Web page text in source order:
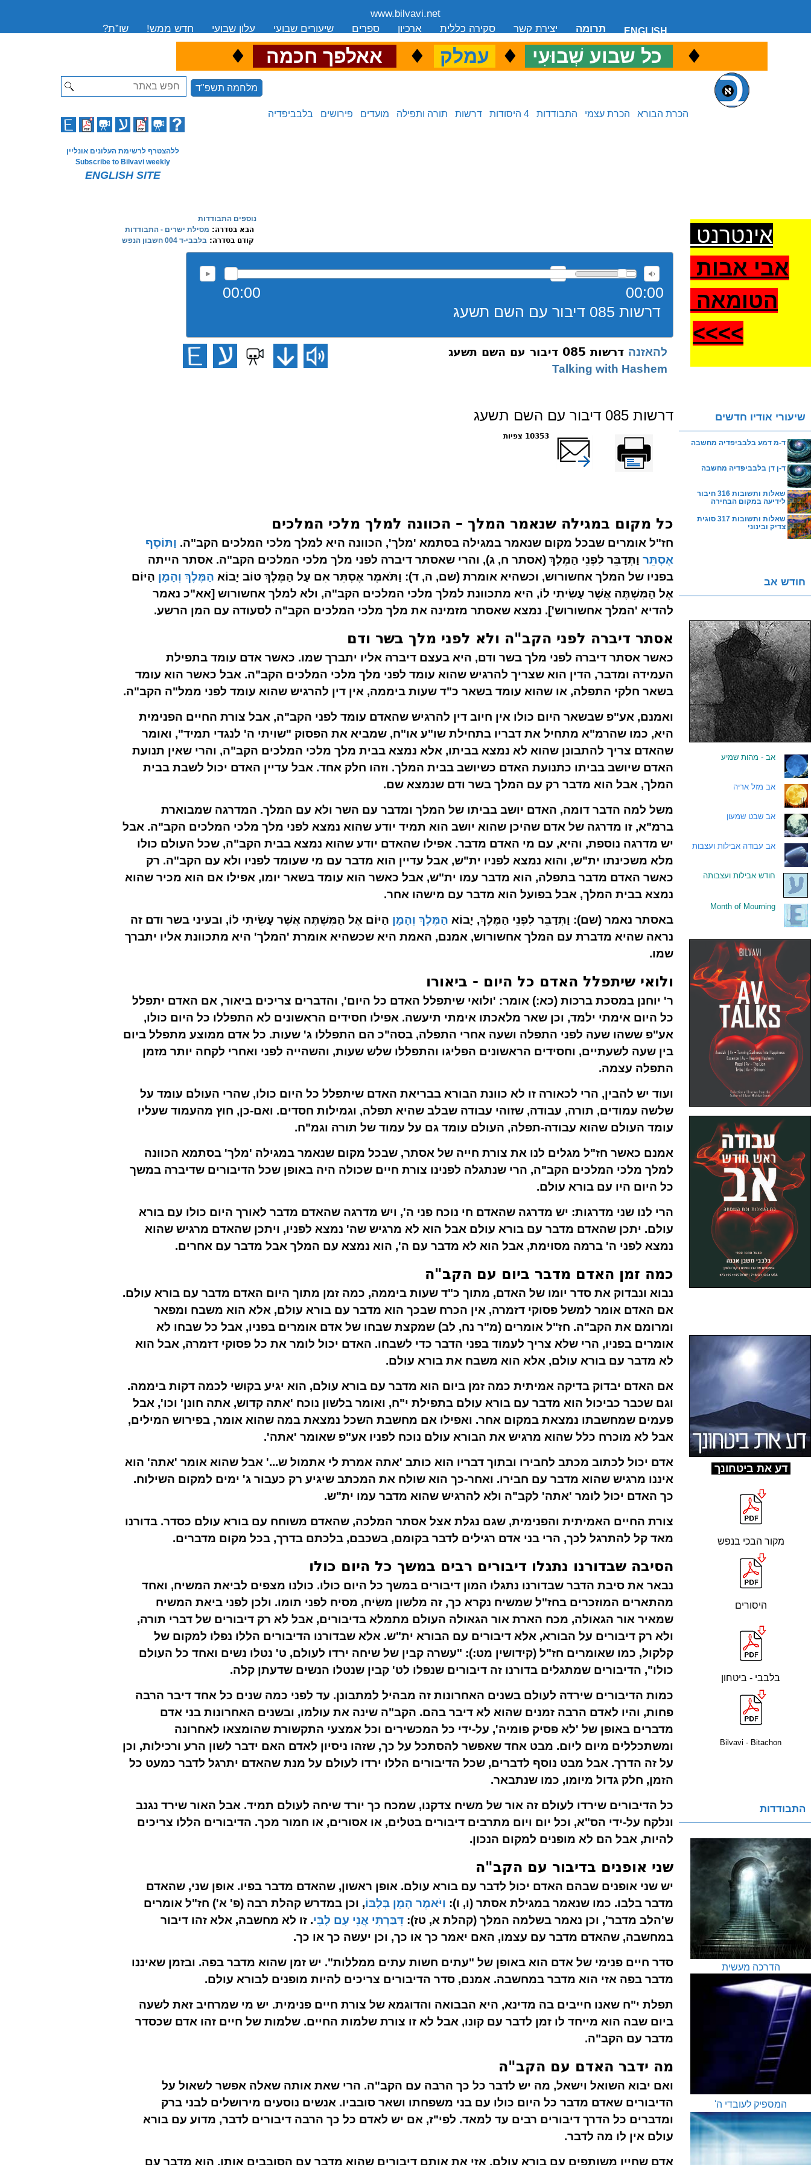
www.bilvavi.net
שו”ת?
חדש ממש! עלון שבועי שיעורים שבועי ספרים ארכיון סקירה כללית יצירת קשר תרומה ENGLISH
♦ כל שבוע שְׁבוּעִי ♦ עמלק ♦ אאלפך חכמה ♦
Search
מלחמה תשפ"ד
הכרת הבורא הכרת עצמי התבודדות 4 היסודות דרשות תורה ותפילה מועדים פירושים בלבביפדיה
ללהצטרף לרשימת העלונים אונליין
Subscribe to Bilvavi weekly
ENGLISH SITE
נוספים התבודדות
הבא בסדרה: מסילת ישרים - התבודדות
קודם בסדרה:בלבבי-ד 004 חשבון הנפש
00:00
00:00
דרשות 085 דיבור עם השם תשעג
להאזנה דרשות 085 דיבור עם השם תשעג
Talking with Hashem
דרשות 085 דיבור עם השם תשעג
10353 צפיות שלח דף במייל
כל מקום במגילה שנאמר המלך – הכוונה למלך מלכי המלכים
חז"ל אומרים שבכל מקום שנאמר במגילה בסתמא 'מלך', הכוונה היא למלך מלכי המלכים הקב"ה. וַתּוֹסֶף
אֶסְתֵּר וַתְּדַבֵּר לִפְנֵי הַמֶּלֶךְ (אסתר ח, ג), והרי שאסתר דיברה לפני מלך מלכי המלכים הקב"ה. אסתר הייתה
בפניו של המלך אחשורוש, וכשהיא אומרת (שם, ה, ד): וַתֹּאמֶר אֶסְתֵּר אִם עַל הַמֶּלֶךְ טוֹב יָבוֹא הַמֶּלֶךְ וְהָמָן הַיּוֹם
אֶל הַמִּשְׁתֶּה אֲשֶׁר עָשִׂיתִי לוֹ, היא מתכוונת למלך מלכי המלכים הקב"ה, ולא למלך אחשורוש [אא"כ נאמר
להדיא 'המלך אחשורוש']. נמצא שאסתר מזמינה את מלך מלכי המלכים הקב"ה לסעודה עם המן הרשע.
אסתר דיברה לפני הקב"ה ולא לפני מלך בשר ודם
כאשר אסתר דיברה לפני מלך בשר ודם, היא בעצם דיברה אליו יתברך שמו. כאשר אדם עומד בתפילת
העמידה ומדבר, הדין הוא שצריך להרגיש שהוא עומד לפני מלך מלכי המלכים הקב"ה. אבל כאשר הוא עומד
בשאר חלקי התפלה, או שהוא עומד בשאר כ"ד שעות ביממה, אין דין להרגיש שהוא עומד לפני ממל"ה הקב"ה.
ואמנם, אע"פ שבשאר היום כולו אין חיוב דין להרגיש שהאדם עומד לפני הקב"ה, אבל צורת החיים הפנימית
היא, כמו שהרמ"א מתחיל את דבריו בתחילת שו"ע או"ח, שמביא את הפסוק "שויתי ה' לנגדי תמיד", ואומר
שהאדם צריך להתבונן שהוא לא נמצא בביתו, אלא נמצא בבית מלך מלכי המלכים הקב"ה, והרי שאין תנועת
האדם שיושב בביתו כתנועת האדם כשיושב בבית המלך. וזהו חלק אחד. אבל עדיין האדם יכול לשבת בבית
המלך, אבל הוא מדבר רק עם המלך בשר ודם שנמצא שם.
משל למה הדבר דומה, האדם יושב בביתו של המלך ומדבר עם השר ולא עם המלך. המדרגה שמבוארת
ברמ"א, זו מדרגה של אדם שהיכן שהוא יושב הוא תמיד יודע שהוא נמצא לפני מלך מלכי המלכים הקב"ה. אבל
יש מדרגה נוספת, והיא, עם מי האדם מדבר. אפילו שהאדם יודע שהוא נמצא בבית הקב"ה, שכל העולם כולו
מלא משכינתו ית"ש, והוא נמצא לפניו ית"ש, אבל עדיין הוא מדבר עם מי שעומד לפניו ולא עם הקב"ה. רק
כאשר האדם מדבר בתפלה, הוא מדבר עמו ית"ש, אבל כאשר הוא עומד בשאר יומו, אפילו אם הוא מכיר שהוא
נמצא בבית המלך, אבל בפועל הוא מדבר עם מישהו אחר.
באסתר נאמר (שם): וַתְּדַבֵּר לִפְנֵי הַמֶּלֶךְ, יָבוֹא הַמֶּלֶךְ וְהָמָן הַיּוֹם אֶל הַמִּשְׁתֶּה אֲשֶׁר עָשִׂיתִי לוֹ, ובעיני בשר ודם זה
נראה שהיא מדברת עם המלך אחשורוש, אמנם, האמת היא שכשהיא אומרת 'המלך' היא מתכוונת אליו יתברך
שמו.
ולואי שיתפלל האדם כל היום - ביאורו
ר' יוחנן במסכת ברכות (כא:) אומר: 'ולואי שיתפלל האדם כל היום', והדברים צריכים ביאור, אם האדם יתפלל
כל היום אימתי ילמד, וכן שאר מלאכתו אימתי תיעשה. אפילו חסידים הראשונים לא התפללו כל היום כולו,
אע"פ ששהו שעה לפני התפלה ושעה אחרי התפלה, בסה"כ הם התפללו ג' שעות. כל אדם ממוצע מתפלל ביום
בין שעה לשעתיים, וחסידים הראשונים הפליגו והתפללו שלש שעות, והשהייה לפני ואחרי לקחה יותר מזמן
התפלה עצמה.
ועוד יש להבין, הרי לכאורה זו לא כוונת הבורא בבריאת האדם שיתפלל כל היום כולו, שהרי העולם עומד על
שלשה עמודים, תורה, עבודה, שזוהי עבודה שבלב שהיא תפלה, וגמילות חסדים. ואם-כן, חוץ מהעמוד שעליו
עומד העולם שהוא עבודה-תפלה, העולם עומד גם על עמוד של תורה וגמ"ח.
אמנם כאשר חז"ל מגלים לנו את צורת חייה של אסתר, שבכל מקום שנאמר במגילה 'מלך' בסתמא הכוונה
למלך מלכי המלכים הקב"ה, הרי שנתגלה לפנינו צורת חיים שכולה היה באופן שכל הדיבורים שדיברה במשך
כל היום היו עם בורא עולם.
הרי לנו שני מדרגות: יש מדרגה שהאדם חי נוכח פני ה', ויש מדרגה שהאדם מדבר לאורך היום כולו עם בורא
עולם. יתכן שהאדם מדבר עם בורא עולם אבל הוא לא מרגיש שה' נמצא לפניו, ויתכן שהאדם מרגיש שהוא
נמצא לפני ה' ברמה מסוימת, אבל הוא לא מדבר עם ה', הוא נמצא עם המלך אבל מדבר עם אחרים.
כמה זמן האדם מדבר ביום עם הקב"ה
נבוא ונבדוק את סדר יומו של האדם, מתוך כ"ד שעות ביממה, כמה זמן מתוך היום האדם מדבר עם בורא עולם.
אם האדם אומר למשל פסוקי דזמרה, אין הכרח שבכך הוא מדבר עם בורא עולם, אלא הוא משבח ומפאר
ומרומם את הקב"ה. חז"ל אומרים (מ"ר נח, לב) שמקצת שבחו של אדם אומרים בפניו, אבל כל שבחו לא
אומרים בפניו, הרי שלא צריך לעמוד בפני הדבר כדי לשבחו. האדם יכול לומר את כל פסוקי דזמרה, אבל הוא
לא מדבר עם בורא עולם, אלא הוא משבח את בורא עולם.
אם האדם יבדוק בדיקה אמיתית כמה זמן ביום הוא מדבר עם בורא עולם, הוא יגיע בקושי לכמה דקות ביממה.
וגם שכבר כביכול הוא מדבר עם בורא עולם בתפילת י"ח, ואומר בלשון נוכח 'אתה קדוש, אתה חונן' וכו', אבל
פעמים שמחשבתו נמצאת במקום אחר. ואפילו אם מחשבת השכל נמצאת במה שהוא אומר, בפירוש המילים,
אבל לא מוכרח כלל שהוא מרגיש את הבורא עולם נוכח לפניו אע"פ שאומר 'אתה'.
אדם יכול לכתוב מכתב לחבירו ובתוך דבריו הוא כותב 'אתה אמרת לי אתמול ש...' אבל שהוא אומר 'אתה' הוא
איננו מרגיש שהוא מדבר עם חבירו. ואחר-כך הוא שולח את המכתב שיגיע רק כעבור ג' ימים למקום השילוח.
כך האדם יכול לומר 'אתה' לקב"ה ולא להרגיש שהוא מדבר עמו ית"ש.
צורת החיים האמיתית והפנימית, שגם נגלת אצל אסתר המלכה, שהאדם משוחח עם בורא עולם כסדר. בדורנו
מאד קל להתרגל לכך, הרי בני אדם רגילים לדבר בקומם, בשכבם, בלכתם בדרך, בכל מקום מדברים.
הסיבה שבדורנו נתגלו דיבורים רבים במשך כל היום כולו
נבאר את סיבת הדבר שבדורנו נתגלו המון דיבורים במשך כל היום כולו. כולנו מצפים לביאת המשיח, ואחד
מהתארים המוזכרים בחז"ל שמשיח נקרא כך, זה מלשון משִׂיח, מסיח לפני תומו. ולכן לפני ביאת המשיח
שמאיר אור הגאולה, מכח הארת אור הגאולה העולם מתמלא בדיבורים, אבל לא רק דיבורים של דברי תורה,
ולא רק דיבורים על הבורא, אלא דיבורים עם הבורא ית"ש. אלא שבדורנו הדיבורים הללו נפלו למקום של
קלקול, כמו שאומרים חז"ל (קידושין מט:): "עשרה קבין של שיחה ירדו לעולם, ט' נטלו נשים ואחד כל העולם
כולו", הדיבורים שמתגלים בדורנו זה דיבורים שנפלו לט' קבין שנטלו הנשים שדעתן קלה.
כמות הדיבורים שירדה לעולם בשנים האחרונות זה מבהיל למתבונן. עד לפני כמה שנים כל אחד דיבר הרבה
פחות, והיו לאדם הרבה זמנים שהוא לא דיבר בהם. הקב"ה שינה את עולמו, ובשנים האחרונות בני אדם
מדברים באופן של 'לא פסיק פומיה', על-ידי כל המכשירים וכל אמצעי התקשורת שהומצאו לאחרונה
ומשתכללים מיום ליום. מבט אחד שאפשר להסתכל על כך, שזהו ניסיון לאדם האם ידבר לשון הרע ורכילות, וכן
על זה הדרך. אבל מבט נוסף לדברים, שכל הדיבורים הללו ירדו לעולם על מנת שהאדם יתרגל לדבר כמעט כל
הזמן, חלק גדול מיומו, כמו שנתבאר.
כל הדיבורים שירדו לעולם זה אור של משיח צדקנו, שמכח כך יורד שיחה לעולם תמיד. אבל האור שירד נגנב
ונלקח על-ידי הס"א, וכל יום ויום מתרבים דיבורים בטלים, או אסורים, או חמור מכך. הדיבורים הללו צריכים
להיות, אבל הם לא מופנים למקום הנכון.
שני אופנים בדיבור עם הקב"ה
יש שני אופנים שבהם האדם יכול לדבר עם בורא עולם. אופן ראשון, שהאדם מדבר בפיו. אופן שני, שהאדם
מדבר בלבו. כמו שנאמר במגילת אסתר (ו, ו): וַיֹּאמֶר הָמָן בְּלִבּוֹ, וכן במדרש קהלת רבה (פ' א') חז"ל אומרים
ש'הלב מדבר', וכן נאמר בשלמה המלך (קהלת א, טז):דִּבַּרְתִּי אֲנִי עִם לִבִּי. זו לא מחשבה, אלא זהו דיבור
במחשבה, שהאדם מדבר עם עצמו, האם יאמר כך או כך, וכן יעשה כך או כך.
סדר חיים פנימי של אדם הוא באופן של "עתים חשות עתים ממללות". יש זמן שהוא מדבר בפה. ובזמן שאיננו
מדבר בפה אזי הוא מדבר במחשבה. אמנם, סדר הדיבורים צריכים להיות מופנים לבורא עולם.
תפלת י"ח שאנו חייבים בה מדינא, היא הבבואה והדוגמא של צורת חיים פנימית. יש מי שמרחיב זאת לשעה
ביום שבה הוא מייחד לו זמן לדבר עם קונו, אבל לא זו צורת שלמות החיים. שלמות של חיים זהו אדם שכסדר
מדבר עם הקב"ה.
מה ידבר האדם עם הקב"ה
ואם יבוא השואל וישאל, מה יש לדבר כל כך הרבה עם הקב"ה. הרי שאת אותה שאלה אפשר לשאול על
הדיבורים שאדם מדבר כל היום כולו עם בני משפחתו ושאר סובביו. אנשים נוסעים מירושלים לבני ברק
ומדברים כל הדרך דיבורים רבים עד למאד. לפי"ז, אם יש לאדם כל כך הרבה דיבורים לדבר, מדוע עם בורא
עולם אין לו מה לדבר.
אדם שחייו משותפים עם בורא עולם, אזי את אותם דיבורים שהוא מדבר עם הסובבים אותו, הוא מדבר עם
אינטרנט
אבי אבות
הטומאה
>>>
>
שיעורי אודיו חדשים
ד-מ דמע בלבביפדיה מחשבה
ד-ן דן בלבביפדיה מחשבה
שאלות ותשובות 316 חיבור
לידיעה במקום הבחירה
שאלות ותשובות 317 סוגית
צדיק ובינוני
חודש אב
אב - מהות שמיע
אב מזל אריה
אב שבט שמעון
אב עבודה אבילות ועצבות
חודש אבילות ועצבותה
Month of Mourning
דע את ביטחונך
מקור הבכי בנפש
היסורים
בלבבי - ביטחון
Bilvavi - Bitachon
התבודדות
הדרכה מעשית
המספיק לעובדי ה'